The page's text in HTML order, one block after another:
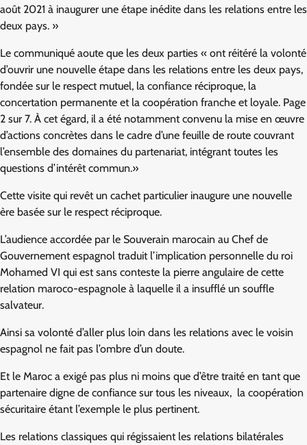
août 2021 à inaugurer une étape inédite dans les relations entre les
deux pays. »
Le communiqué aoute que les deux parties « ont réitéré la volonté
d’ouvrir une nouvelle étape dans les relations entre les deux pays,
fondée sur le respect mutuel, la confiance réciproque, la
concertation permanente et la coopération franche et loyale. Page
2 sur 7. À cet égard, il a été notamment convenu la mise en œuvre
d’actions concrètes dans le cadre d’une feuille de route couvrant
l’ensemble des domaines du partenariat, intégrant toutes les
questions d’intérêt commun.»
Cette visite qui revêt un cachet particulier inaugure une nouvelle
ère basée sur le respect réciproque.
L’audience accordée par le Souverain marocain au Chef de
Gouvernement espagnol traduit l’implication personnelle du roi
Mohamed VI qui est sans conteste la pierre angulaire de cette
relation maroco-espagnole à laquelle il a insufflé un souffle
salvateur.
Ainsi sa volonté d’aller plus loin dans les relations avec le voisin
espagnol ne fait pas l’ombre d’un doute.
Et le Maroc a exigé pas plus ni moins que d’être traité en tant que
partenaire digne de confiance sur tous les niveaux, la coopération
sécuritaire étant l’exemple le plus pertinent.
Les relations classiques qui régissaient les relations bilatérales